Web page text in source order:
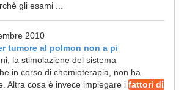
gli esami ...
2010
tumore al polmon non a pi
la stimolazione del sistema
in corso di chemioterapia, non ha
Altra cosa è invece impiegare i fattori di